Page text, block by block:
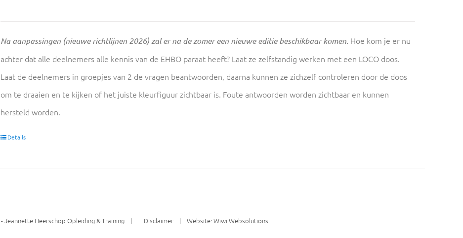
Na aanpassingen (nieuwe richtlijnen 2026) zal er na de zomer een nieuwe editie beschikbaar komen. Hoe kom je er nu
achter dat alle deelnemers alle kennis van de EHBO paraat heeft? Laat ze zelfstandig werken met een LOCO doos.
Laat de deelnemers in groepjes van 2 de vragen beantwoorden, daarna kunnen ze zichzelf controleren door de doos
om te draaien en te kijken of het juiste kleurfiguur zichtbaar is. Foute antwoorden worden zichtbaar en kunnen
hersteld worden.
Details
- Jeannette Heerschop Opleiding & Training | Disclaimer| Website:Wiwi Websolutions